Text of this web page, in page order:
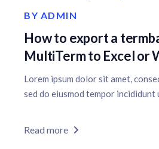
BY ADMIN
How to export a
MultiTerm to Excel or
Lorem ipsum dolor sit amet,
sed do eiusmod tempor incididunt
Read more